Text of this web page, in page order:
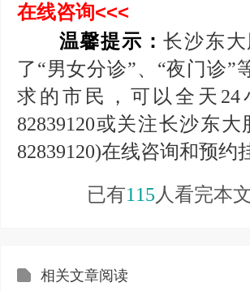
在线咨询<<<
温馨提示：长沙东
了“男女分诊”、“夜门诊”
求的市民，可以全天24
82839120或关注长沙东
82839120)在线咨询和预约
已有115 人看完本
相关文章阅读